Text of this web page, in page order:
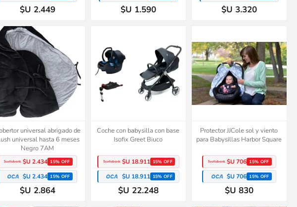
$U 2.449 $U 1.590 $U 3.320
universal abrigado de
universal hasta 6 meses
Negro 7AM
$U 2.434 15% OFF
$U 2.434 15% OFF
$U 2.864
Coche con babysilla con base
Isofix Greet Biuco
$U 18.911 15% OFF
$U 18.911 15% OFF
$U 22.248
Protector JJCole sol y viento
para Babysillas Harbor Square
$U 706 15% OFF
$U 706 15% OFF
$U 830